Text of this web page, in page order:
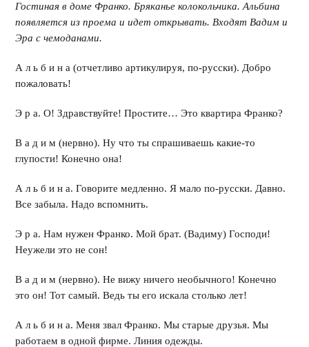
Гостиная в доме Франко. Бряканье колокольчика. Альбина
появляется из проема и идет открывать. Входят Вадим и
Эра с чемоданами.
А л ь б и н а (отчетливо артикулируя, по-русски). Добро
пожаловать!
Э р а. О! Здравствуйте! Простите… Это квартира Франко?
В а д и м (нервно). Ну что ты спрашиваешь какие-то
глупости! Конечно она!
А л ь б и н а. Говорите медленно. Я мало по-русски. Давно.
Все забыла. Надо вспомнить.
Э р а. Нам нужен Франко. Мой брат. (Вадиму) Господи!
Неужели это не сон!
В а д и м (нервно). Не вижу ничего необычного! Конечно
это он! Тот самый. Ведь ты его искала столько лет!
А л ь б и н а. Меня звал Франко. Мы старые друзья. Мы
работаем в одной фирме. Линия одежды.